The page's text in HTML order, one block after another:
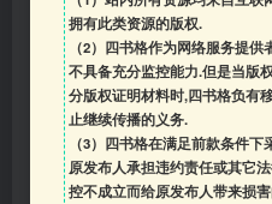
拥有此类资源的版权.
（2）四书格作为网络服务提
不具备充分监控能力.但是当版
分版权证明材料时,四书格负有
止继续传播的义务.
（3）四书格在满足前款条件
原发布人承担违约责任或其它
控不成立而给原发布人带来损